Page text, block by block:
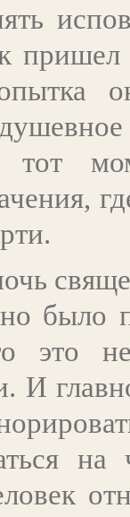
тот
было
это
И